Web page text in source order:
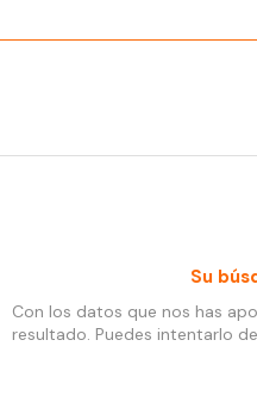
Su
Con los datos que nos has
resultado. Puedes intentarlo